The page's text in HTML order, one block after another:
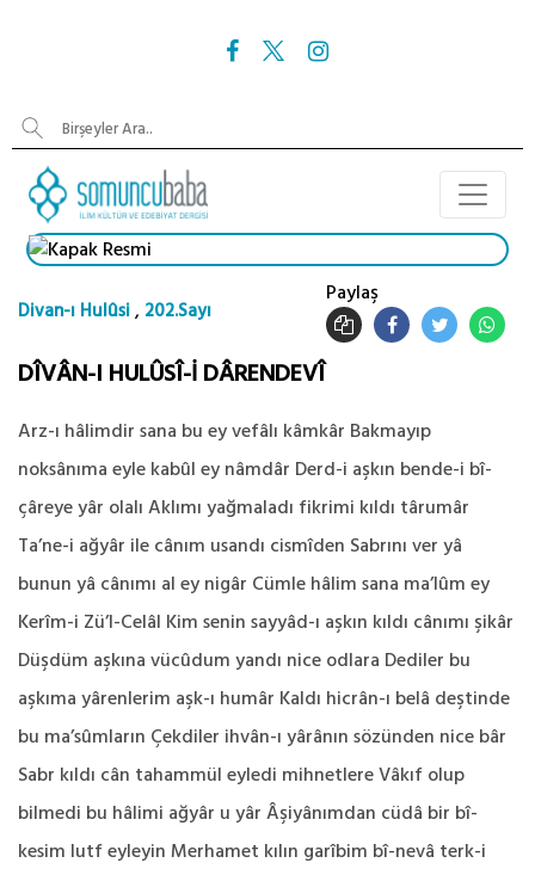
Divan-ı Hulûsi, 202.Sayı
Paylaş
DÎVÂN-I HULÛSÎ-İ DÂRENDEVÎ
Arz-ı hâlimdir sana bu ey vefâlı kâmkâr Bakmayıp
noksânıma eyle kabûl ey nâmdâr Derd-i aşkın bende-i bî-
çâreye yâr olalı Aklımı yağmaladı fikrimi kıldı târumâr
Ta’ne-i ağyâr ile cânım usandı cismîden Sabrını ver yâ
bunun yâ cânımı al ey nigâr Cümle hâlim sana ma’lûm ey
Kerîm-i Zü’l-Celâl Kim senin sayyâd-ı aşkın kıldı cânımı şikâr
Düşdüm aşkına vücûdum yandı nice odlara Dediler bu
aşkıma yârenlerim aşk-ı humâr Kaldı hicrân-ı belâ deştinde
bu ma’sûmların Çekdiler ihvân-ı yârânın sözünden nice bâr
Sabr kıldı cân tahammül eyledi mihnetlere Vâkıf olup
bilmedi bu hâlimi ağyâr u yâr Âşiyânımdan cüdâ bir bî-
kesim lutf eyleyin Merhamet kılın garîbim bî-nevâ terk-i